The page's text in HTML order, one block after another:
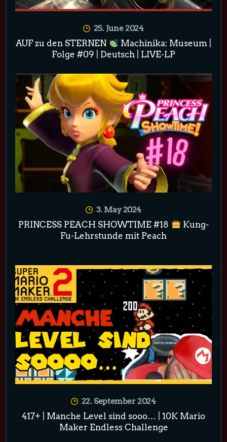
25. June 2024
AUF zu den STERNEN
Machinika: Museum |
Folge #09 | Deutsch | LIVE-LP
3. May 2024
PRINCESS PEACH SHOWTIME #18
Kung-
Fu-Lehrstunde mit Peach
22. September 2024
417+ | Manche Level sind sooo… | 10K Mario
Maker Endless Challenge